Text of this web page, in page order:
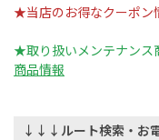
★当店のお得なクー
★取り扱いメンテナン
商品情報
↓↓↓ルート検索・お